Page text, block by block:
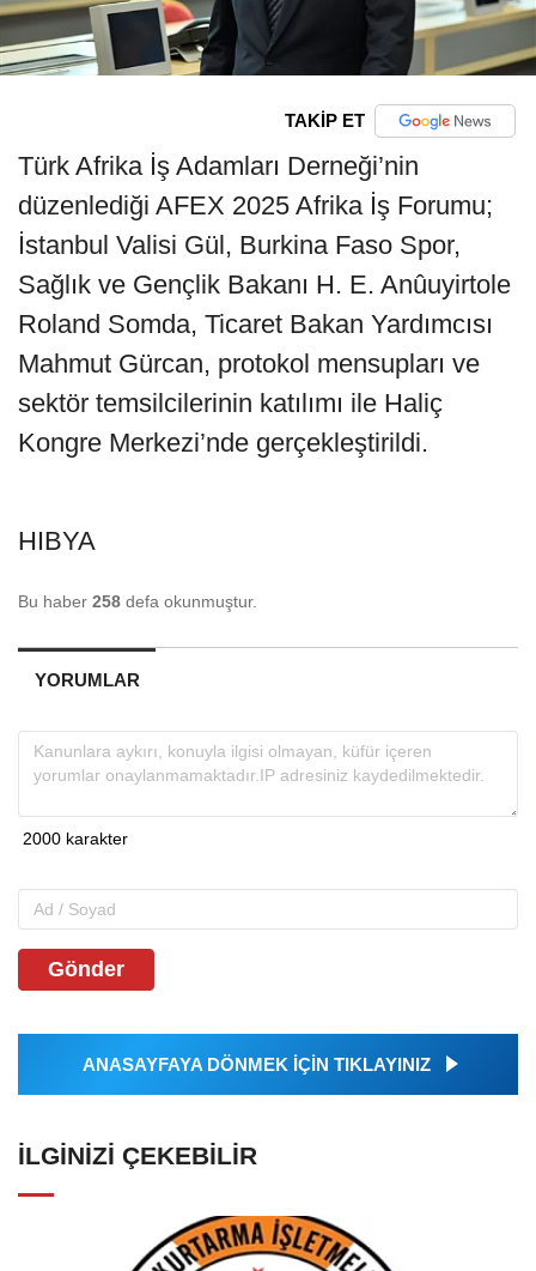
TAKİP ET
Türk Afrika İş Adamları Derneği’nin
düzenlediği AFEX 2025 Afrika İş Forumu;
İstanbul Valisi Gül, Burkina Faso Spor,
Sağlık ve Gençlik Bakanı H. E. Anûuyirtole
Roland Somda, Ticaret Bakan Yardımcısı
Mahmut Gürcan, protokol mensupları ve
sektör temsilcilerinin katılımı ile Haliç
Kongre Merkezi’nde gerçekleştirildi.
HIBYA
Bu haber 258 defa okunmuştur.
YORUMLAR
Gönder
ANASAYFAYA DÖNMEK İÇİN TIKLAYINIZ
İLGINIZI ÇEKEBILIR